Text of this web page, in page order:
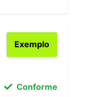
Exemplo
Conforme